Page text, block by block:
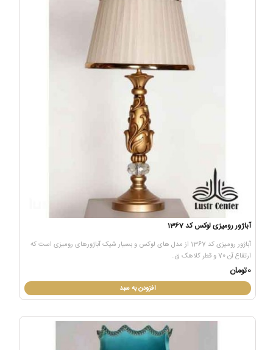
آباژور رومیزی لوکس کد 1367
آباژور رومیزی کد 1367 از مدل های لوکس و بسیار شیک آباژورهای رومیزی است که
ارتفاع آن 70 و قطر کلاهک ق..
0تومان
افزودن به سبد